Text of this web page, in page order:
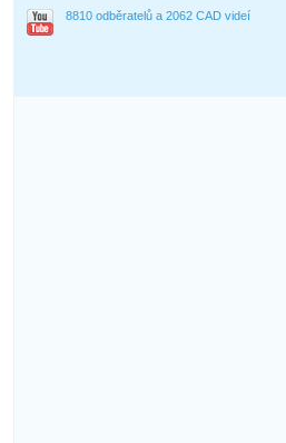
8810 odběratelů a 2062 CAD videí